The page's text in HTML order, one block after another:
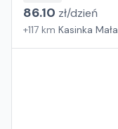
86.10 zł/dzień
+117 km Kasinka Mała